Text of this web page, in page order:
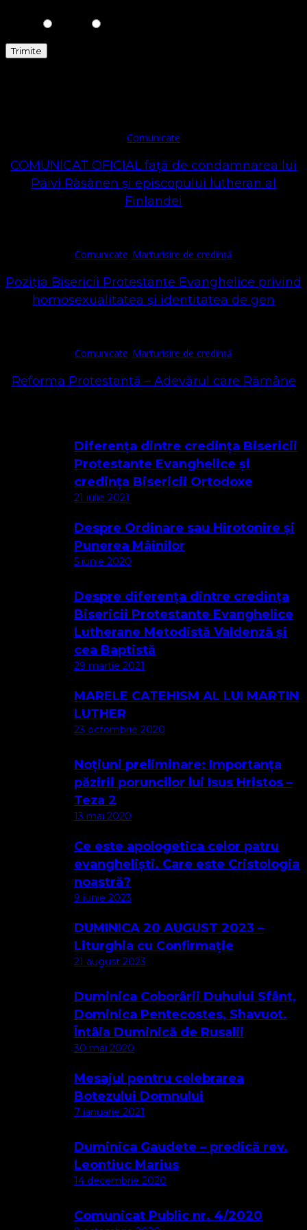
Comunicate
COMUNICAT OFICIAL față de condamnarea lui
Päivi Räsänen și episcopului lutheran al
Finlandei
Comunicate Marturisire de credință
Poziția Bisericii Protestante Evanghelice privind
homosexualitatea și identitatea de gen
Comunicate Marturisire de credință
Reforma Protestantă – Adevărul care Rămâne
Diferența dintre credința Bisericii
Protestante Evanghelice și
credința Bisericii Ortodoxe
21 iulie 2021
Despre Ordinare sau Hirotonire și
Punerea Mâinilor
5 iunie 2020
Despre diferența dintre credința
Bisericii Protestante Evanghelice
Lutherane Metodistă Valdenză și
cea Baptistă
29 martie 2021
MARELE CATEHISM AL LUI MARTIN
LUTHER
23 octombrie 2020
Noțiuni preliminare: Importanța
păzirii poruncilor lui Isus Hristos –
Teza 2
13 mai 2020
Ce este apologetica celor patru
evangheliști. Care este Cristologia
noastră?
9 iunie 2023
DUMINICA 20 AUGUST 2023 –
Liturghia cu Confirmație
21 august 2023
Duminica Coborârii Duhului Sfânt,
Dominica Pentecostes, Shavuot.
Întâia Duminică de Rusalii
30 mai 2020
Mesajul pentru celebrarea
Botezului Domnului
7 ianuarie 2021
Duminica Gaudete – predică rev.
Leontiuc Marius
14 decembrie 2020
Comunicat Public nr. 4/2020